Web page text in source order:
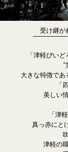
受け継が
「津軽びい
大きな特徴であ
「
美しい
「津
真っ赤にと
津軽の